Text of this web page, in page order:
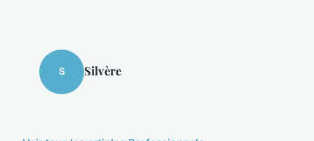
S Silvère